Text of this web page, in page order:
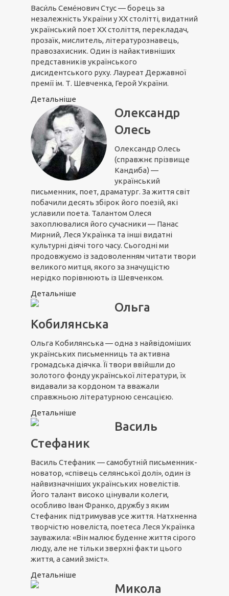
Васи́ль Семе́нович Стус — борець за
незалежність України у XX столітті, видатний
український поет XX століття, перекладач,
прозаїк, мислитель, літературознавець,
правозахисник. Один із найактивніших
представників українського
дисидентського руху. Лауреат Державної
премії ім. Т. Шевченка, Герой України.
Детальніше
Олександр
Олесь
Олександр Олесь
(справжнє прізвище
Кандиба) —
український
письменник, поет, драматург. За життя світ
побачили десять збірок його поезій, які
уславили поета. Талантом Олеся
захоплювалися його сучасники — Панас
Мирний, Леся Українка та інші видатні
культурні діячі того часу. Сьогодні ми
продовжуємо із задоволенням читати твори
великого митця, якого за значущістю
нерідко порівнюють із Шевченком.
Детальніше
Ольга
Кобилянська
Ольга Кобилянська — одна з найвідоміших
українських письменниць та активна
громадська діячка. Її твори ввійшли до
золотого фонду української літератури, їх
видавали за кордоном та вважали
справжньою літературною сенсацією.
Детальніше
Василь
Стефаник
Василь Стефаник — самобутній письменник-
новатор, «співець селянської долі», один із
найвизначніших українських новелістів.
Його талант високо цінували колеги,
особливо Іван Франко, дружбу з яким
Стефаник підтримував усе життя. Натхненна
творчістю новеліста, поетеса Леся Українка
зауважила: «Він малює буденне життя сірого
люду, але не тільки зверхні факти цього
життя, а самий зміст».
Детальніше
Микола